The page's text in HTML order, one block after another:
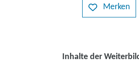
Merken
Inhalte der